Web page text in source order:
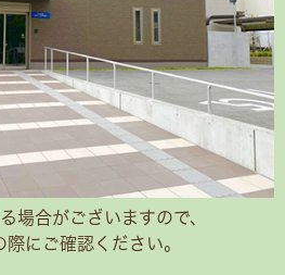
場合がございますので、
際にご確認ください。